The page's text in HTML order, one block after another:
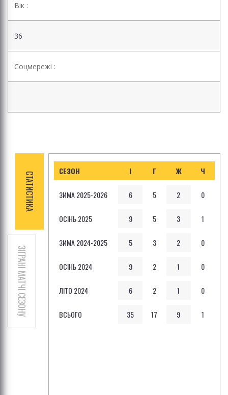
Вік :
36
Соцмережі :
СТАТИСТИКА
ЗІГРАНІ МАТЧІ СЕЗОНУ
СЕЗОН І Г Ж Ч
ЗИМА 2025-2026 6 5 2 0
ОСІНЬ 2025 9 5 3 1
ЗИМА 2024-2025 5 3 2 0
ОСІНЬ 2024 9 2 1 0
ЛІТО 2024 6 2 1 0
ВСЬОГО 35 17 9 1